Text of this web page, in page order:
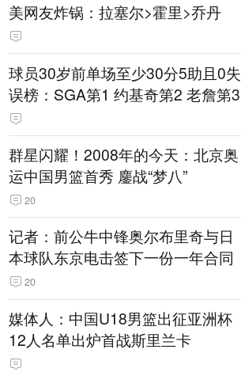
美网友炸锅：拉塞尔>霍里>乔丹
球员30岁前单场至少30分5助且0失
误榜：SGA第1 约基奇第2 老詹第3
群星闪耀！2008年的今天：北京奥
运中国男篮首秀 鏖战“梦八”
20
记者：前公牛中锋奥尔布里奇与日
本球队东京电击签下一份一年合同
20
媒体人：中国U18男篮出征亚洲杯
12人名单出炉首战斯里兰卡